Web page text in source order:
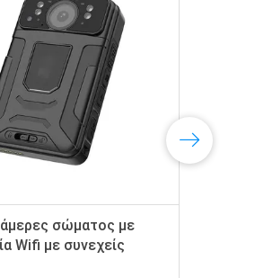
Επαγγελματικές κάμερες
προσωπικού σώματος για